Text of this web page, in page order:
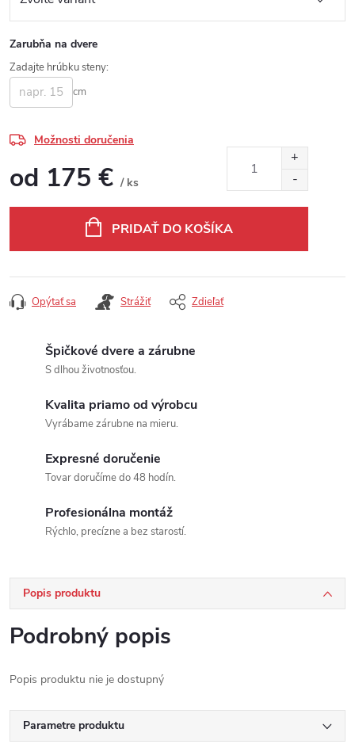
Zarubňa na dvere
Zadajte hrúbku steny:
cm
Možnosti doručenia
od 175 € / ks
PRIDAŤ DO KOŠÍKA
Opýtať sa Strážiť Zdieľať
Špičkové dvere a zárubne
S dlhou životnosťou.
Kvalita priamo od výrobcu
Vyrábame zárubne na mieru.
Expresné doručenie
Tovar doručíme do 48 hodín.
Profesionálna montáž
Rýchlo, precízne a bez starostí.
Popis produktu
Podrobný popis
Popis produktu nie je dostupný
Parametre produktu